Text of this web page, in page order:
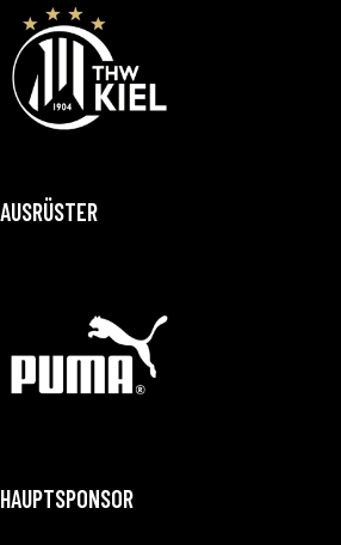
AUSRÜSTER
HAUPTSPONSOR